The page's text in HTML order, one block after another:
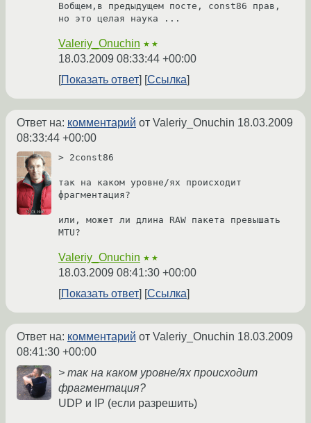
Вобщем,в предыдущем посте, const86 прав,
но это целая наука ...
Valeriy_Onuchin ★★
18.03.2009 08:33:44 +00:00
Показать ответ
Ссылка
Ответ на: комментарий от Valeriy_Onuchin 18.03.2009
08:33:44 +00:00
> 2const86
так на каком уровне/ях происходит
фрагментация?
или, может ли длина RAW пакета превышать
MTU?
Valeriy_Onuchin ★★
18.03.2009 08:41:30 +00:00
Показать ответ
Ссылка
Ответ на: комментарий от Valeriy_Onuchin 18.03.2009
08:41:30 +00:00
> так на каком уровне/ях происходит
фрагментация?
UDP и IP (если разрешить)